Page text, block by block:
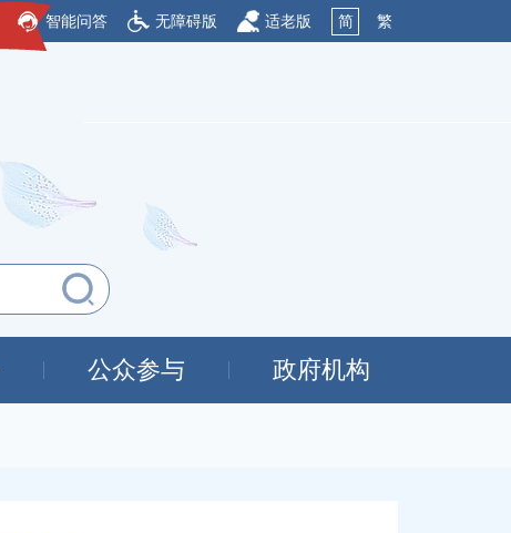
智能问答 无障碍版 适老版 简 繁
公众参与 政府机构